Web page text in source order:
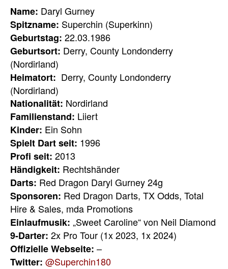
Name: Daryl Gurney
Spitzname: Superchin (Superkinn)
Geburtstag: 22.03.1986
Geburtsort: Derry, County Londonderry
(Nordirland)
Heimatort: Derry, County Londonderry
(Nordirland)
Nationalität: Nordirland
Familienstand: Liiert
Kinder: Ein Sohn
Spielt Dart seit: 1996
Profi seit: 2013
Händigkeit: Rechtshänder
Darts: Red Dragon Daryl Gurney 24g
Sponsoren: Red Dragon Darts, TX Odds, Total
Hire & Sales, mda Promotions
Einlaufmusik: „Sweet Caroline“ von Neil Diamond
9-Darter: 2x Pro Tour (1x 2023, 1x 2024)
Offizielle Webseite: –
Twitter: @Superchin180